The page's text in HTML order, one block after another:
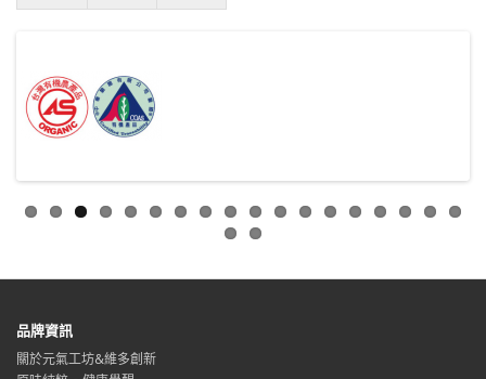
品牌資訊
關於元氣工坊&維多創新